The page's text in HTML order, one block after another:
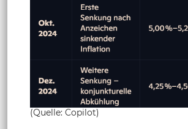
(Quelle: Copilot)